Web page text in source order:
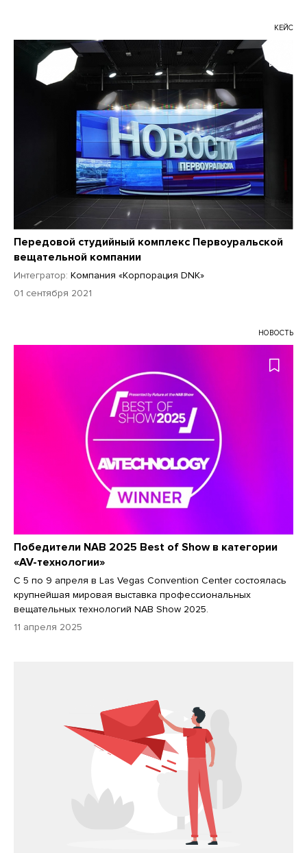
КЕЙС
Передовой студийный комплекс Первоуральской
вещательной компании
Интегратор: Компания «Корпорация DNK»
01 сентября 2021
НОВОСТЬ
Победители NAB 2025 Best of Show в категории
«AV-технологии»
С 5 по 9 апреля в Las Vegas Convention Center состоялась
крупнейшая мировая выставка профессиональных
вещательных технологий NAB Show 2025.
11 апреля 2025